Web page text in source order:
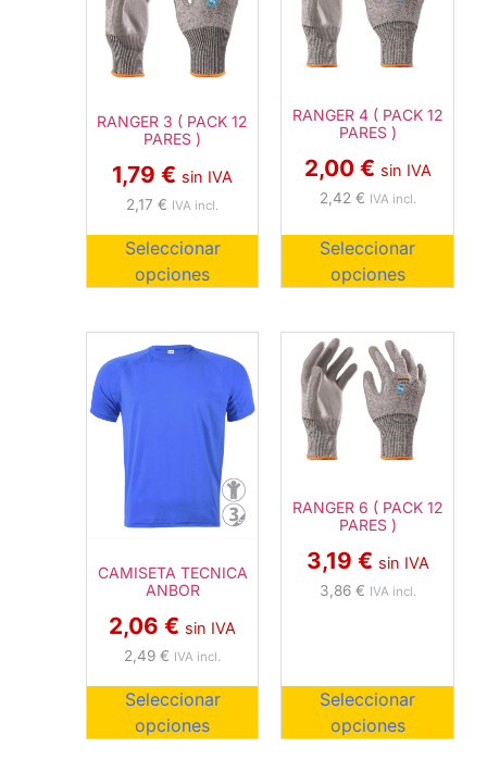
RANGER 3 ( PACK 12
PARES )
1,79€ sin IVA
2,17€ IVA incl.
Seleccionar
opciones
RANGER 4 ( PACK 12
PARES )
2,00 € sin IVA
2,42 € IVA incl.
Seleccionar
opciones
CAMISETA TECNICA
ANBOR
2,06€ sin IVA
2,49€ IVA incl.
Seleccionar
opciones
RANGER 6 ( PACK 12
PARES )
3,19 € sin IVA
3,86 € IVA incl.
Seleccionar
opciones